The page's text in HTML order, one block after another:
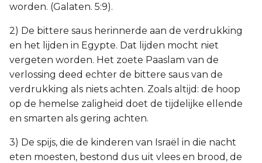
worden. (Galaten. 5:9).
2) De bittere saus herinnerde aan de verdrukking
en het lijden in Egypte. Dat lijden mocht niet
vergeten worden. Het zoete Paaslam van de
verlossing deed echter de bittere saus van de
verdrukking als niets achten. Zoals altijd: de hoop
op de hemelse zaligheid doet de tijdelijke ellende
en smarten als gering achten.
3) De spijs, die de kinderen van Israël in die nacht
eten moesten, bestond dus uit vlees en brood, de